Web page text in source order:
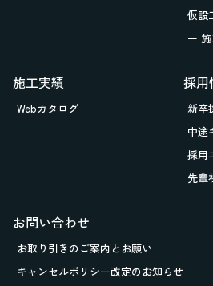
仮設
ー
施工実績
Webカタログ
採用
新卒
中途
採用
先輩
お問い合わせ
お取り引きのご案内とお願い
キャンセルポリシー改定のお知らせ